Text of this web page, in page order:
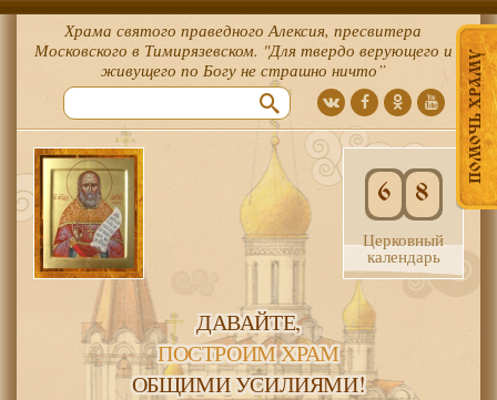
ПОМОЧЬ ХРАМУ
Храма святого праведного Алексия, пресвитера
Московского в Тимирязевском. "Для твердо верующего и
живущего по Богу не страшно ничто”
6 8
Церковный
календарь
ДАВАЙТЕ,
ПОСТРОИМ ХРАМ
ОБЩИМИ УСИЛИЯМИ!